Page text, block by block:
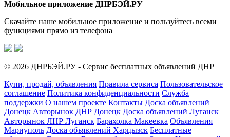
Мобильное приложение ДНРБЭЙ.РУ
Скачайте наше мобильное приложение и пользуйтесь всеми
функциями прямо из телефона
© 2026 ДНРБЭЙ.РУ - Сервис бесплатных объявлений ДНР
Купи, продай, объявления Правила сервиса Пользовательское
соглашение Политика конфиденциальности Служба
поддержки О нашем проекте Контакты Доска объявлений
Донецк Авторынок ДНР Донецк Доска объявлений Луганск
Авторынок ЛНР Луганск Барахолка Макеевка Объявления
Мариуполь Доска объявлений Харцызск Бесплатные